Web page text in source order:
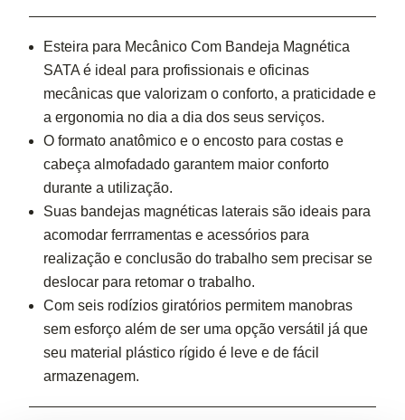
Esteira para Mecânico Com Bandeja Magnética
SATA é ideal para profissionais e oficinas
mecânicas que valorizam o conforto, a praticidade e
a ergonomia no dia a dia dos seus serviços.
O formato anatômico e o encosto para costas e
cabeça almofadado garantem maior conforto
durante a utilização.
Suas bandejas magnéticas laterais são ideais para
acomodar ferrramentas e acessórios para
realização e conclusão do trabalho sem precisar se
deslocar para retomar o trabalho.
Com seis rodízios giratórios permitem manobras
sem esforço além de ser uma opção versátil já que
seu material plástico rígido é leve e de fácil
armazenagem.